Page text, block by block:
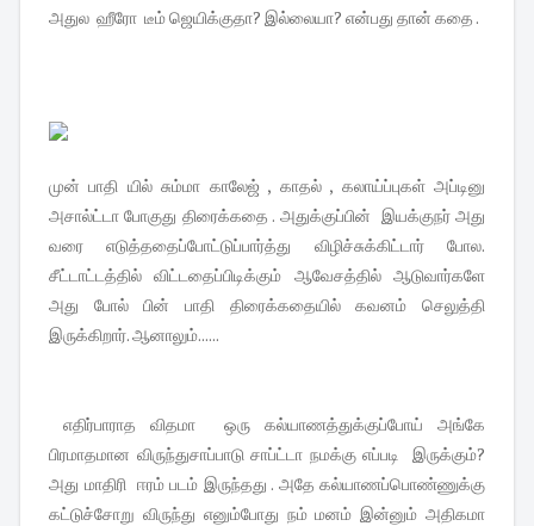
அதுல ஹீரோ டீம் ஜெயிக்குதா? இல்லையா? என்பது தான் கதை .
முன் பாதி யில் சும்மா காலேஜ் , காதல் , கலாய்ப்புகள் அப்டினு
அசால்ட்டா போகுது திரைக்கதை . அதுக்குப்பின் இயக்குநர் அது
வரை எடுத்ததைப்போட்டுப்பார்த்து விழிச்சுக்கிட்டார் போல.
சீட்டாட்டத்தில் விட்டதைப்பிடிக்கும் ஆவேசத்தில் ஆடுவார்களே
அது போல் பின் பாதி திரைக்கதையில் கவனம் செலுத்தி
இருக்கிறார். ஆனாலும்......
எதிர்பாராத விதமா ஒரு கல்யாணத்துக்குப்போய் அங்கே
பிரமாதமான விருந்துசாப்பாடு சாப்ட்டா நமக்கு எப்படி இருக்கும்?
அது மாதிரி ஈரம் படம் இருந்தது . அதே கல்யாணப்பொண்ணுக்கு
கட்டுச்சோறு விருந்து எனும்போது நம் மனம் இன்னும் அதிகமா